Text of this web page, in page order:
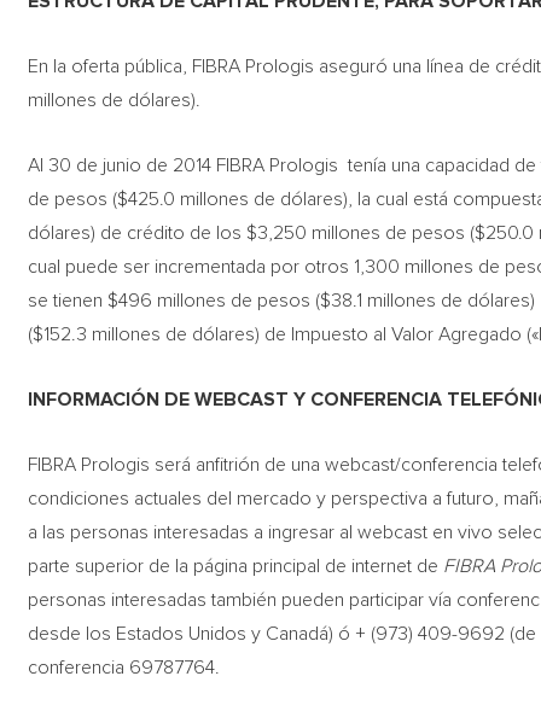
En la oferta pública, FIBRA Prologis aseguró una línea de
millones de dólares).
Al 30 de junio de 2014 FIBRA Prologis tenía una capacidad
de pesos ($425.0 millones de dólares), la cual está
dólares) de crédito de los $3,250 millones de pesos
cual puede ser incrementada por otros 1,300 millones de
se tienen $496 millones de pesos ($38.1 millones de
($152.3 millones de dólares) de Impuesto al Valor Agregado
INFORMACIÓN DE WEBCAST Y CONFERENCIA
FIBRA Prologis será anfitrión de una webcast/conferencia
condiciones actuales del mercado y perspectiva a futuro,
a las personas interesadas a ingresar al webcast en vivo
parte superior de la página principal de internet de FIBRA
personas interesadas también pueden participar vía
desde los Estados Unidos y Canadá) ó + (973) 409-9692
conferencia 69787764.